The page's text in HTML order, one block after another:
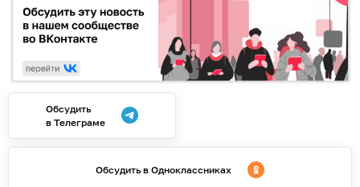
Обсудить
в Телеграме
Обсудить в Одноклассниках